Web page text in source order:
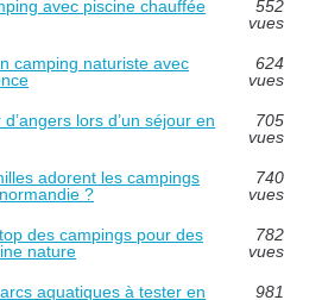
avec piscine chauffée
552
vues
camping naturiste avec
624
vues
lors d’un séjour en
705
vues
adorent les campings
?
740
vues
des campings pour des
nature
782
vues
aquatiques à tester en
981